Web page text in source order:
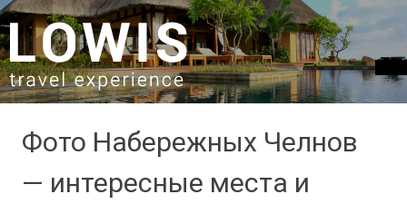
SKIP TO CONTENT
Фото Набережных Челнов
— интересные места и